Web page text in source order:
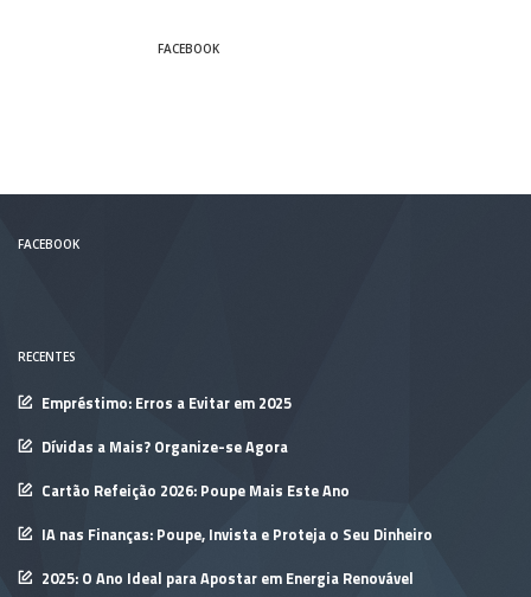
FACEBOOK
FACEBOOK
RECENTES
Empréstimo: Erros a Evitar em 2025
Dívidas a Mais? Organize-se Agora
Cartão Refeição 2026: Poupe Mais Este Ano
IA nas Finanças: Poupe, Invista e Proteja o Seu Dinheiro
2025: O Ano Ideal para Apostar em Energia Renovável